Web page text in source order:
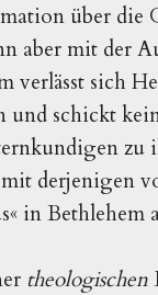
über die
aber mit der
verlässt sich
schickt
zu
mit derjenigen
in Bethlehem
theologischen